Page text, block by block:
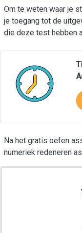
Om te weten waar je
je toegang tot de
die deze test hebben
Na het gratis oefen
numeriek redeneren